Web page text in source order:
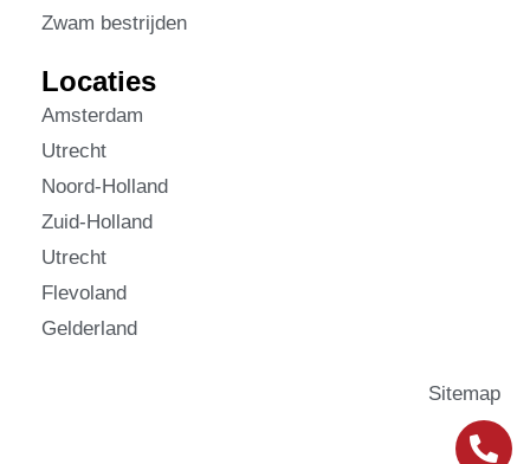
Zwam bestrijden
Locaties
Amsterdam
Utrecht
Noord-Holland
Zuid-Holland
Utrecht
Flevoland
Gelderland
Sitemap